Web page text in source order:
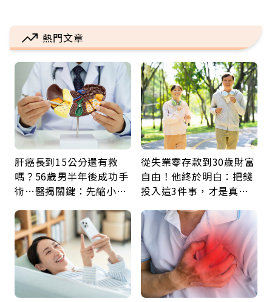
熱門文章
肝癌長到15公分還有救
嗎？56歲男半年後成功手
術…醫揭關鍵：先縮小腫
從失業零存款到30歲財富
自由！他終於明白：把錢
投入這3件事，才是真正